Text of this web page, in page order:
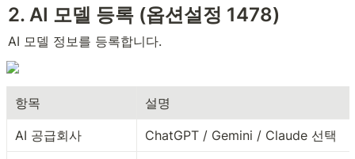
2. AI 모델 등록 (옵션설정 1478)
AI 모델 정보를 등록합니다.
항목 설명
AI 공급회사 ChatGPT / Gemini / Claude 선택